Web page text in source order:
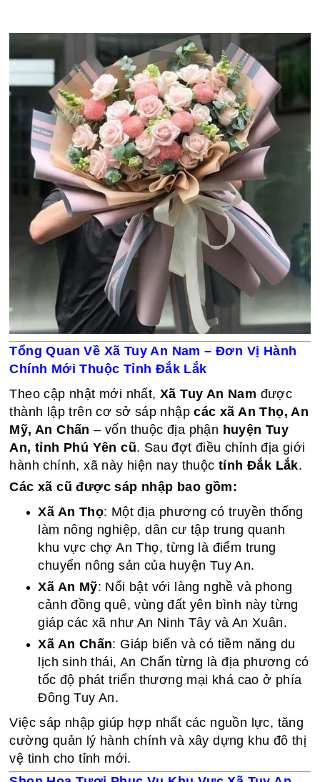
Tổng Quan Về Xã Tuy An Nam – Đơn Vị Hành
Chính Mới Thuộc Tỉnh Đắk Lắk
Theo cập nhật mới nhất,Xã Tuy An Nam được
thành lập trên cơ sở sáp nhậpcác xã An Thọ, An
Mỹ, An Chấn – vốn thuộc địa phận huyện Tuy
An, tỉnh Phú Yên cũ. Sau đợt điều chỉnh địa giới
hành chính, xã này hiện nay thuộctỉnh Đắk Lắk.
Các xã cũ được sáp nhập bao gồm:
Xã An Thọ: Một địa phương có truyền thống
làm nông nghiệp, dân cư tập trung quanh
khu vực chợ An Thọ, từng là điểm trung
chuyển nông sản của huyện Tuy An.
Xã An Mỹ: Nổi bật với làng nghề và phong
cảnh đồng quê, vùng đất yên bình này từng
giáp các xã như An Ninh Tây và An Xuân.
Xã An Chấn: Giáp biển và có tiềm năng du
lịch sinh thái, An Chấn từng là địa phương có
tốc độ phát triển thương mại khá cao ở phía
Đông Tuy An.
Việc sáp nhập giúp hợp nhất các nguồn lực, tăng
cường quản lý hành chính và xây dựng khu đô thị
vệ tinh cho tỉnh mới.